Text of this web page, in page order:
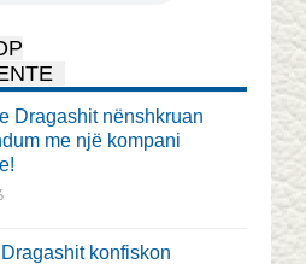
Dragashit nënshkruan
me një kompani
konfiskon